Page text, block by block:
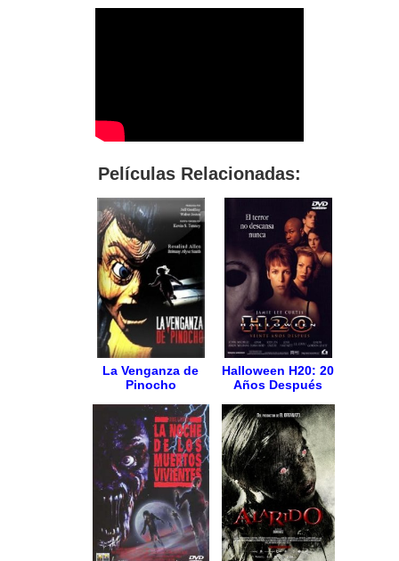
Películas Relacionadas:
La Venganza de
Pinocho
Halloween H20: 20
Años Después